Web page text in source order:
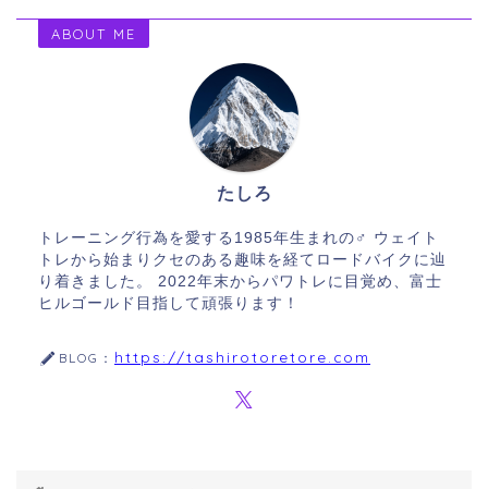
ABOUT ME
たしろ
トレーニング行為を愛する1985年生まれの♂ ウェイト
トレから始まりクセのある趣味を経てロードバイクに辿
り着きました。 2022年末からパワトレに目覚め、富士
ヒルゴールド目指して頑張ります！
BLOG： https://tashirotoretore.com